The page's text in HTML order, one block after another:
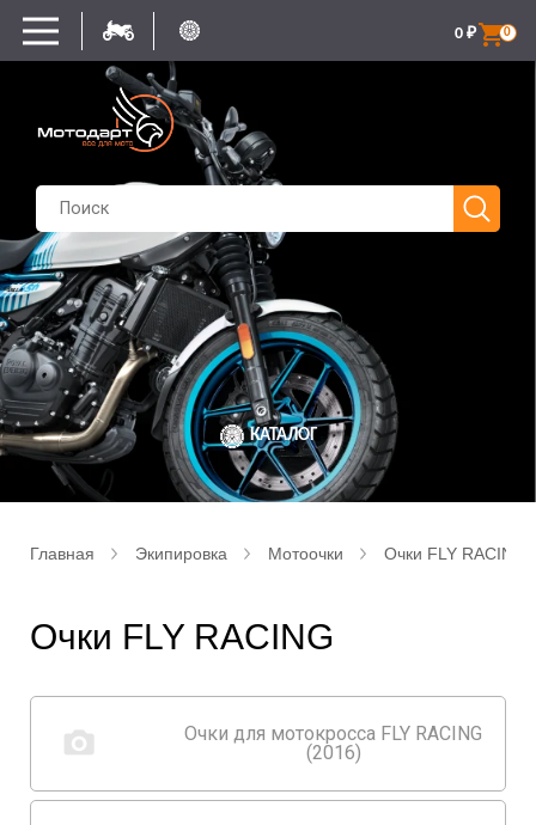
0
0 ₽
КАТАЛОГ
Главная Экипировка Мотоочки Очки FLY RACING
Очки FLY RACING
Очки для мотокросса FLY RACING
(2016)